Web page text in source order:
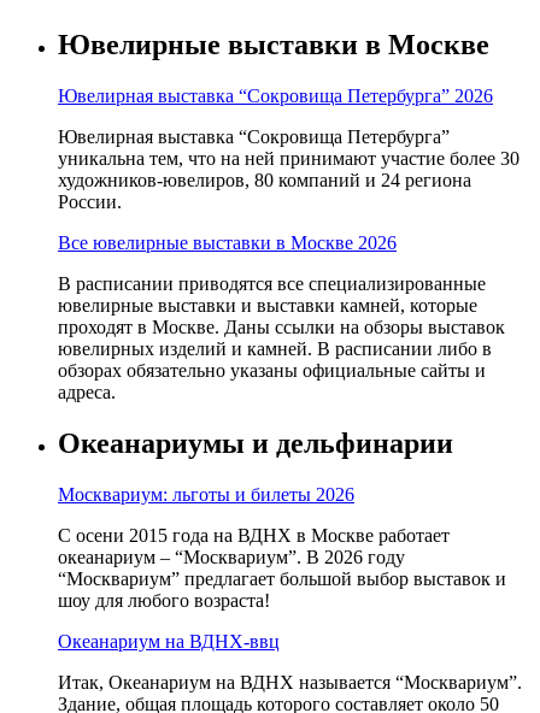
Ювелирные выставки в Москве
Ювелирная выставка “Сокровища Петербурга” 2026
Ювелирная выставка “Сокровища Петербурга”
уникальна тем, что на ней принимают участие более 30
художников-ювелиров, 80 компаний и 24 региона
России.
Все ювелирные выставки в Москве 2026
В расписании приводятся все специализированные
ювелирные выставки и выставки камней, которые
проходят в Москве. Даны ссылки на обзоры выставок
ювелирных изделий и камней. В расписании либо в
обзорах обязательно указаны официальные сайты и
адреса.
Океанариумы и дельфинарии
Москвариум: льготы и билеты 2026
С осени 2015 года на ВДНХ в Москве работает
океанариум – “Москвариум”. В 2026 году
“Москвариум” предлагает большой выбор выставок и
шоу для любого возраста!
Океанариум на ВДНХ-ввц
Итак, Океанариум на ВДНХ называется “Москвариум”.
Здание, общая площадь которого составляет около 50